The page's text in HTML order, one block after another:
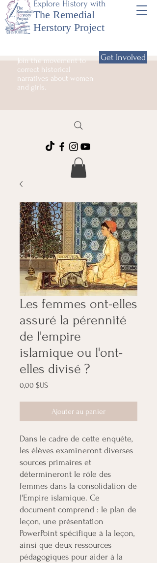
Explore History with
The Remedial
Herstory Project
Join the movement to
correct historical
narratives about women
and girls.
Get Involved
Les femmes ont-elles
assuré la pérennité
de l'empire
islamique ou l'ont-
elles divisé ?
0,00 $USPrix
Ajouter au panier
Dans le cadre de cette enquête,
les élèves examineront diverses
sources primaires et
détermineront le rôle des
femmes dans la consolidation de
l'Empire islamique. Ce
document comprend : le plan de
leçon, une présentation
PowerPoint spécifique à la leçon,
ainsi que deux ressources
pédagogiques pour aider à la